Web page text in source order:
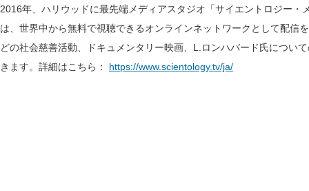
2016年、ハリウッドに最先端メディアスタジオ「サイエントロジー
は、世界中から無料で視聴できるオンラインネットワークとして配信
どの社会慈善活動、ドキュメンタリー映画、L.ロンハバード氏につい
きます。詳細はこちら： https://www.scientology.tv/ja/